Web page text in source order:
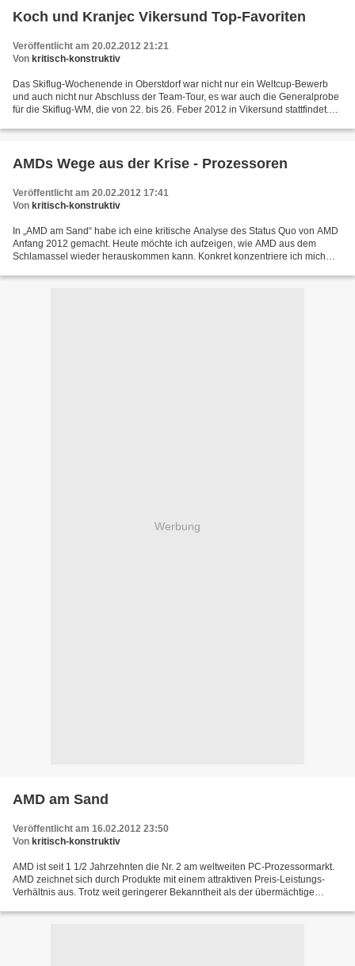
Koch und Kranjec Vikersund Top-Favoriten
Veröffentlicht am 20.02.2012 21:21
Von kritisch-konstruktiv
Das Skiflug-Wochenende in Oberstdorf war nicht nur ein Weltcup-Bewerb
und auch nicht nur Abschluss der Team-Tour, es war auch die Generalprobe
für die Skiflug-WM, die von 22. bis 26. Feber 2012 in Vikersund stattfindet.
AMDs Wege aus der Krise - Prozessoren
Veröffentlicht am 20.02.2012 17:41
Von kritisch-konstruktiv
In „AMD am Sand“ habe ich eine kritische Analyse des Status Quo von AMD
Anfang 2012 gemacht. Heute möchte ich aufzeigen, wie AMD aus dem
Schlamassel wieder herauskommen kann. Konkret konzentriere ich mich
Werbung
AMD am Sand
Veröffentlicht am 16.02.2012 23:50
Von kritisch-konstruktiv
AMD ist seit 1 1/2 Jahrzehnten die Nr. 2 am weltweiten PC-Prozessormarkt.
AMD zeichnet sich durch Produkte mit einem attraktiven Preis-Leistungs-
Verhältnis aus. Trotz weit geringerer Bekanntheit als der übermächtige